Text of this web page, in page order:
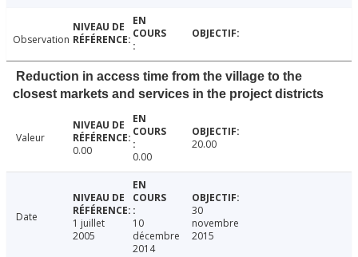
Observation
Reduction in access time from the village to the
closest markets and services in the project districts
Valeur
0.00
0.00
20.00
Date
1 juillet
2005
10
décembre
2014
30
novembre
2015